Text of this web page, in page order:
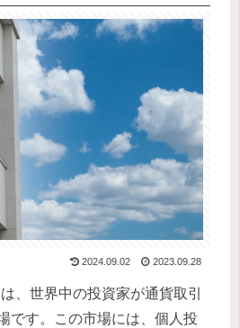
2024.09.02 2023.09.28
、世界中の投資家が通貨取引
です。この市場には、個人投